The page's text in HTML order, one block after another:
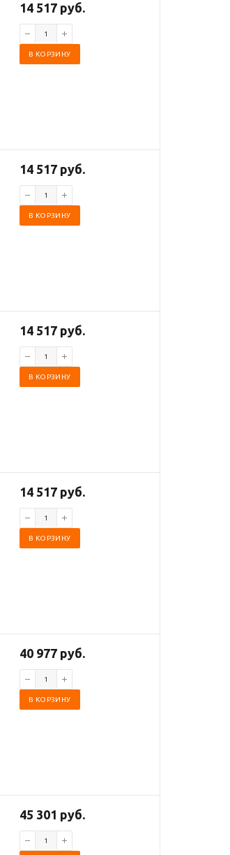
14 517 руб.
В КОРЗИНУ
14 517 руб.
В КОРЗИНУ
14 517 руб.
В КОРЗИНУ
14 517 руб.
В КОРЗИНУ
40 977 руб.
В КОРЗИНУ
45 301 руб.